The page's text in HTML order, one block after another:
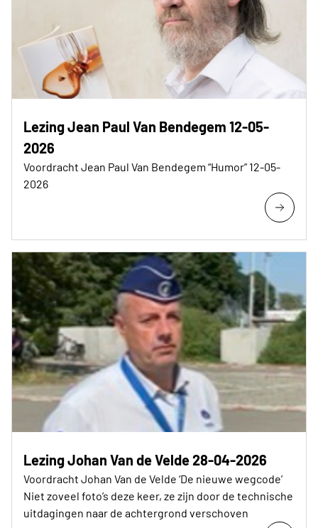
Lezing Jean Paul Van Bendegem 12-05-
2026
Voordracht Jean Paul Van Bendegem “Humor” 12-05-
2026
Lezing Johan Van de Velde 28-04-2026
Voordracht Johan Van de Velde ‘De nieuwe wegcode’
Niet zoveel foto’s deze keer, ze zijn door de technische
uitdagingen naar de achtergrond verschoven